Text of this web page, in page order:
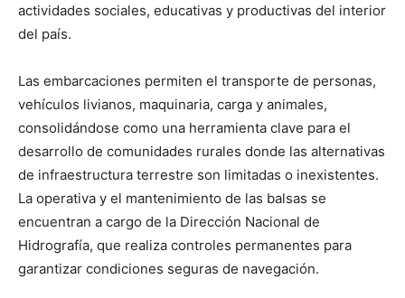
actividades sociales, educativas y productivas del interior
del país.
Las embarcaciones permiten el transporte de personas,
vehículos livianos, maquinaria, carga y animales,
consolidándose como una herramienta clave para el
desarrollo de comunidades rurales donde las alternativas
de infraestructura terrestre son limitadas o inexistentes.
La operativa y el mantenimiento de las balsas se
encuentran a cargo de la Dirección Nacional de
Hidrografía, que realiza controles permanentes para
garantizar condiciones seguras de navegación.